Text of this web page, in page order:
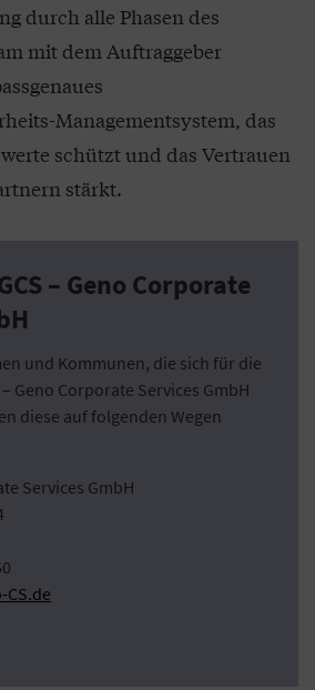
durch alle Phasen des
mit dem Auftraggeber
Managementsystem, das
schützt und das Vertrauen
stärkt.
– Geno Corporate
und Kommunen, die sich für die
Geno Corporate Services GmbH
diese auf folgenden Wegen
Services GmbH
CS.de